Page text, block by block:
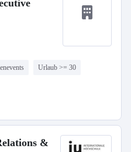
Urlaub >= 30
&